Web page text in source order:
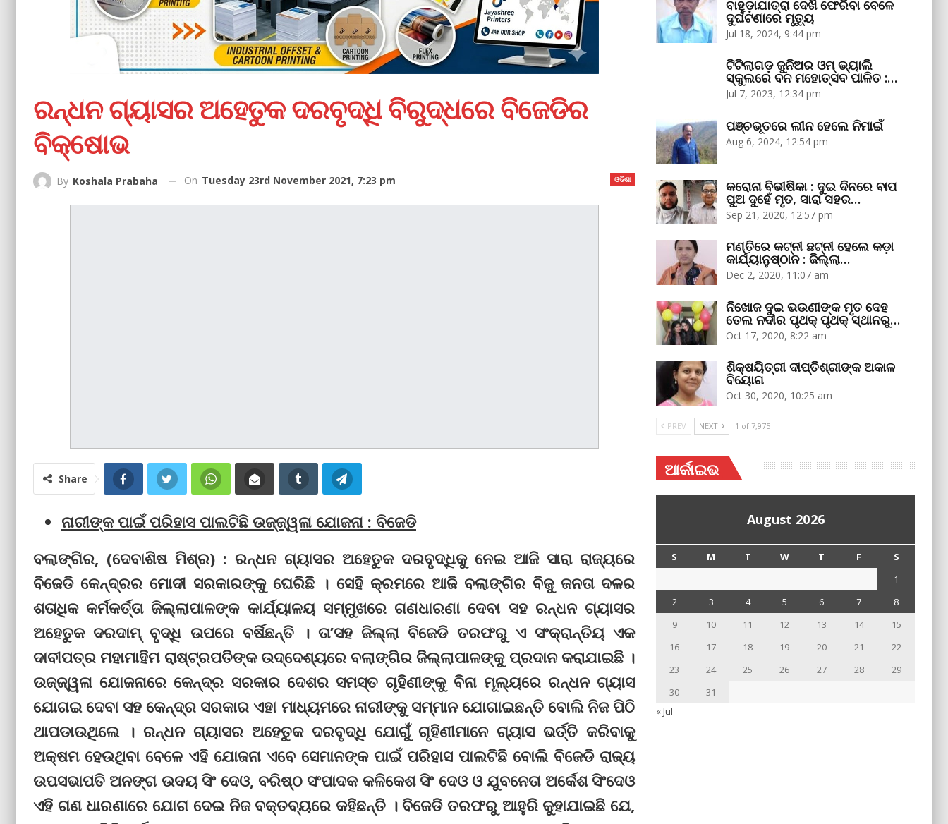
ରନ୍ଧନ ଗ୍ୟାସର ଅହେତୁକ ଦରବୃଦ୍ଧି ବିରୁଦ୍ଧରେ ବିଜେଡିର
ବିକ୍ଷୋଭ
ଓଡିଶା
By Koshala Prabaha On Tuesday 23rd November 2021, 7:23 pm
Share
ନାରୀଙ୍କ ପାଇଁ ପରିହାସ ପାଲଟିଛି ଉଜ୍ଜ୍ୱଳା ଯୋଜନା : ବିଜେଡି
ବଲାଙ୍ଗିର, (ଦେବାଶିଷ ମିଶ୍ର) : ରନ୍ଧନ ଗ୍ୟାସର ଅହେତୁକ ଦରବୃଦ୍ଧିକୁ ନେଇ ଆଜି ସାରା ରାଜ୍ୟରେ
ବିଜେଡି କେନ୍ଦ୍ରର ମୋଦୀ ସରକାରଙ୍କୁ ଘେରିଛିି । ସେହି କ୍ରମରେ ଆଜି ବଲାଙ୍ଗିର ବିଜୁ ଜନତା ଦଳର
ଶତାଧିକ କର୍ମକର୍ତ୍ତା ଜିଲ୍ଲାପାଳଙ୍କ କାର୍ଯ୍ୟାଳୟ ସମ୍ମୁଖରେ ଗଣଧାରଣା ଦେବା ସହ ରନ୍ଧନ ଗ୍ୟାସର
ଅହେତୁକ ଦରଦାମ୍‌ ବୃଦ୍ଧି ଉପରେ ବର୍ଷିଛନ୍ତି । ତା’ସହ ଜିଲ୍ଲା ବିଜେଡି ତରଫରୁ ଏ ସଂକ୍ରାନ୍ତିୟ ଏକ
ଦାବୀପତ୍ର ମହାମାହିମ ରାଷ୍ଟ୍ରପତିଙ୍କ ଉଦ୍ଦେଶ୍ୟରେ ବଲାଙ୍ଗିର ଜିଲ୍ଲାପାଳଙ୍କୁ ପ୍ରଦାନ କରାଯାଇଛି ।
ଉଜ୍ଜ୍ୱଳା ଯୋଜନାରେ କେନ୍ଦ୍ର ସରକାର ଦେଶର ସମସ୍ତ ଗୃହିଣୀଙ୍କୁ ବିନା ମୂଲ୍ୟରେ ରନ୍ଧନ ଗ୍ୟାସ
ଯୋଗଇ ଦେବା ସହ କେନ୍ଦ୍ର ସରକାର ଏହା ମାଧ୍ୟମରେ ନାରୀଙ୍କୁ ସମ୍ମାନ ଯୋଗାଇଛନ୍ତି ବୋଲି ନିଜ ପିଠି
ଥାପଡାଉଥିଲେ । ରନ୍ଧନ ଗ୍ୟାସର ଅହେତୁକ ଦରବୃଦ୍ଧି ଯୋଗୁଁ ଗୃହିଣୀମାନେ ଗ୍ୟାସ ଭର୍ତ୍ତି କରିବାକୁ
ଅକ୍ଷମ ହେଉଥିବା ବେଳେ ଏହି ଯୋଜନା ଏବେ ସେମାନଙ୍କ ପାଇଁ ପରିହାସ ପାଲଟିଛି ବୋଲି ବିଜେଡି ରାଜ୍ୟ
ଉପସଭାପତି ଅନଙ୍ଗ ଉଦୟ ସିଂ ଦେଓ, ବରିଷ୍ଠ ସଂପାଦକ କଳିକେଶ ସିଂ ଦେଓ ଓ ଯୁବନେତା ଅର୍କେଶ ସିଂଦେଓ
ଏହି ଗଣ ଧାରଣାରେ ଯୋଗ ଦେଇ ନିଜ ବକ୍ତବ୍ୟରେ କହିଛନ୍ତି । ବିଜେଡି ତରଫରୁ ଆହୁରି କୁହାଯାଇଛି ଯେ,
ବାହୁଡ଼ାଯାତ୍ରା ଦେଖି ଫେରିବା ବେଳେ
ଦୁର୍ଘଟଣାରେ ମୃତ୍ୟୁ
Jul 18, 2024, 9:44 pm
ଟିଟିଲାଗଡ଼ ଜୁନିଅର ଓମ୍‌ ଭ୍ୟାଲି
ସ୍କୁଲରେ ବନ ମହୋତ୍ସବ ପାଳିତ :…
Jul 7, 2023, 12:34 pm
ପଞ୍ଚଭୂତରେ ଲୀନ ହେଲେ ନିମାଇଁ
Aug 6, 2024, 12:54 pm
କରୋନା ବିଭୀଷିକା : ଦୁଇ ଦିନରେ ବାପ
ପୁଅ ଦୁହେଁ ମୃତ, ସାରା ସହର…
Sep 21, 2020, 12:57 pm
ମଣ୍ତିରେ କଟ୍‌ନୀ ଛଟ୍‌ନୀ ହେଲେ କଡ଼ା
କାର୍ଯ୍ୟାନୁଷ୍ଠାନ : ଜିଲ୍ଲା…
Dec 2, 2020, 11:07 am
ନିଖୋଜ ଦୁଇ ଭଉଣୀଙ୍କ ମୃତ ଦେହ
ତେଲ ନଦୀର ପୃଥକ୍‌ ପୃଥକ୍‌ ସ୍ଥାନରୁ…
Oct 17, 2020, 8:22 am
ଶିକ୍ଷୟିତ୍ରୀ ଦୀପ୍ତିଶ୍ରୀଙ୍କ ଅକାଳ
ବିୟୋଗ
Oct 30, 2020, 10:25 am
PREV NEXT 1 of 7,975
ଆର୍କାଇଭ
August 2026
S M T W T F
S
1
2
3 4 5 6 7
8
9
10 11 12 13 14
15
16
17 18 19 20 21
22
23
24 25 26 27 28
29
30
31
« Jul